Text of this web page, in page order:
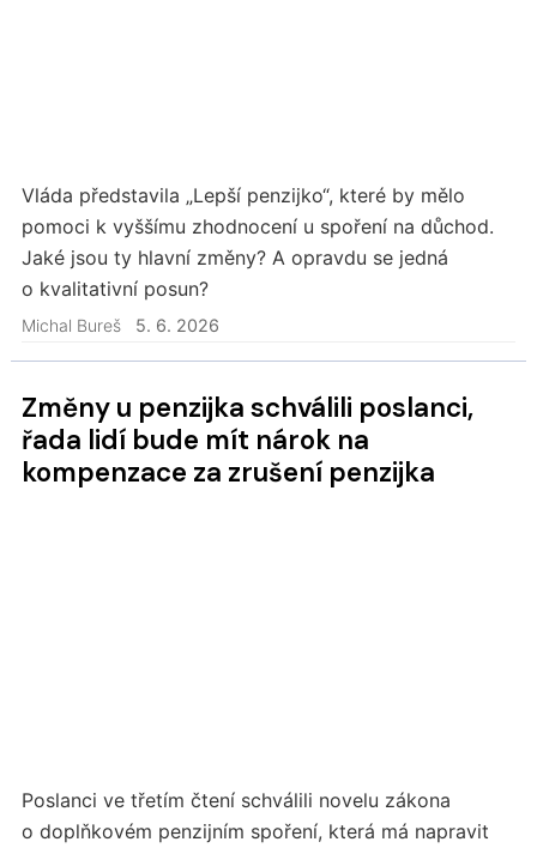
Vláda představila „Lepší penzijko“, které by mělo
pomoci k vyššímu zhodnocení u spoření na důchod.
Jaké jsou ty hlavní změny? A opravdu se jedná
o kvalitativní posun?
Michal Bureš 5. 6. 2026
Změny u penzijka schválili poslanci,
řada lidí bude mít nárok na
kompenzace za zrušení penzijka
Poslanci ve třetím čtení schválili novelu zákona
o doplňkovém penzijním spoření, která má napravit